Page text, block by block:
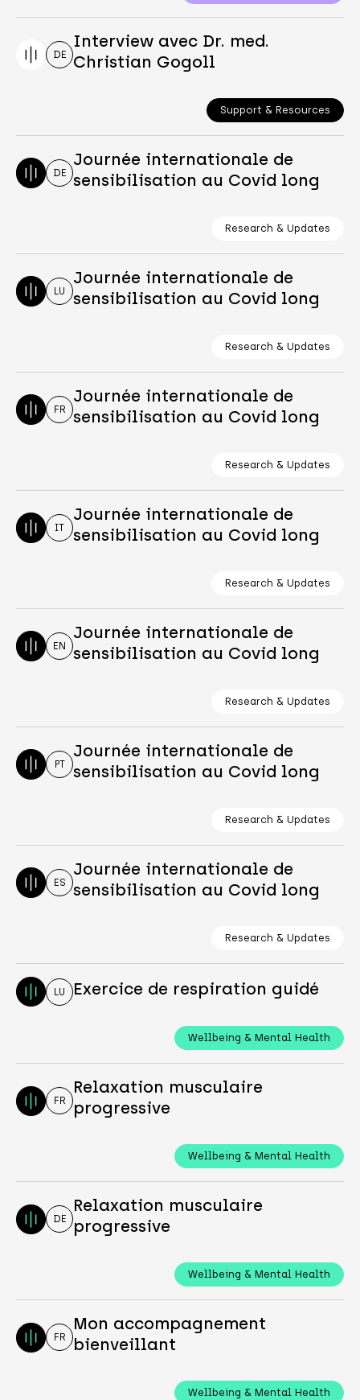
DE
Interview avec Dr. med.
Christian Gogoll
Support & Resources
DE
Journée internationale de
sensibilisation au Covid long
Research & Updates
LU
Journée internationale de
sensibilisation au Covid long
Research & Updates
FR
Journée internationale de
sensibilisation au Covid long
Research & Updates
IT
Journée internationale de
sensibilisation au Covid long
Research & Updates
EN
Journée internationale de
sensibilisation au Covid long
Research & Updates
PT
Journée internationale de
sensibilisation au Covid long
Research & Updates
ES
Journée internationale de
sensibilisation au Covid long
Research & Updates
LU Exercice de respiration guidé
Wellbeing & Mental Health
FR
Relaxation musculaire
progressive
Wellbeing & Mental Health
DE
Relaxation musculaire
progressive
Wellbeing & Mental Health
FR
Mon accompagnement
bienveillant
Wellbeing & Mental Health